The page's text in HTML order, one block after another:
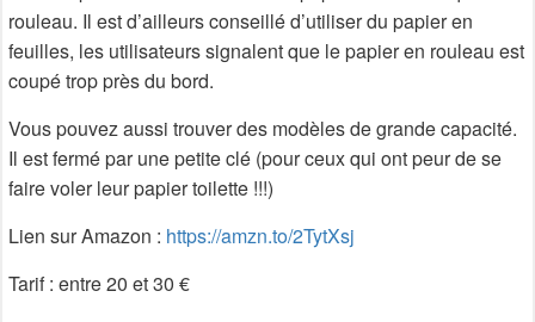
rouleau. Il est d’ailleurs conseillé d’utiliser du papier en
feuilles, les utilisateurs signalent que le papier en rouleau est
coupé trop près du bord.
Vous pouvez aussi trouver des modèles de grande capacité.
Il est fermé par une petite clé (pour ceux qui ont peur de se
faire voler leur papier toilette !!!)
Lien sur Amazon : https://amzn.to/2TytXsj
Tarif : entre 20 et 30 €